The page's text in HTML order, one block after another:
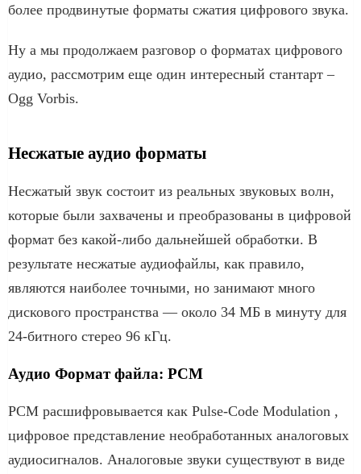
более продвинутые форматы сжатия цифрового звука.
Ну а мы продолжаем разговор о форматах цифрового
аудио, рассмотрим еще один интересный стантарт –
Ogg Vorbis.
Несжатые аудио форматы
Несжатый звук состоит из реальных звуковых волн,
которые были захвачены и преобразованы в цифровой
формат без какой-либо дальнейшей обработки. В
результате несжатые аудиофайлы, как правило,
являются наиболее точными, но занимают много
дискового пространства — около 34 МБ в минуту для
24-битного стерео 96 кГц.
Аудио Формат файла: PCM
PCM расшифровывается как Pulse-Code Modulation ,
цифровое представление необработанных аналоговых
аудиосигналов. Аналоговые звуки существуют в виде